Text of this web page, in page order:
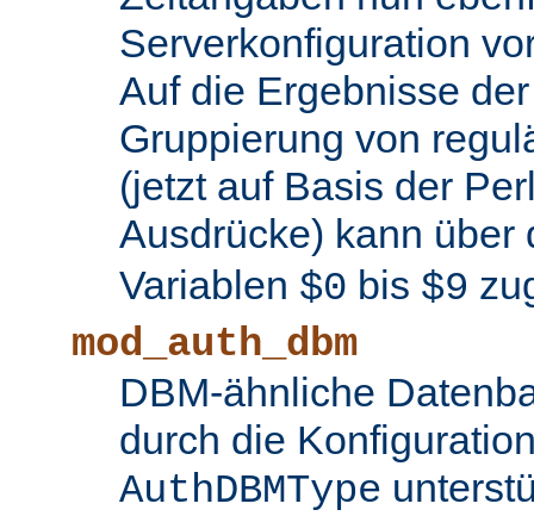
Serverkonfiguration
Auf die Ergebnisse
Gruppierung von
(jetzt auf Basis der
Ausdrücke) kann über
Variablen $0 bis $9
mod_auth_dbm
DBM-ähnliche
durch die
AuthDBMType